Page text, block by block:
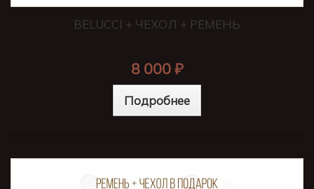
BELUCCI + ЧЕХОЛ + РЕМЕНЬ
8 000 ₽
Подробнее